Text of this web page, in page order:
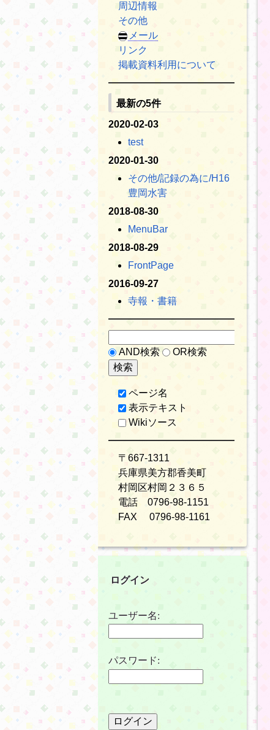
周辺情報
その他
メール
リンク
掲載資料利用について
最新の5件
2020-02-03
test
2020-01-30
その他​/記録の為に​/H16
豊岡水害
2018-08-30
MenuBar
2018-08-29
FrontPage
2016-09-27
寺報・書籍
AND検索 OR検索
ページ名
表示テキスト
Wikiソース
〒667-1311
兵庫県美方郡香美町
村岡区村岡２３６５
電話 0796-98-1151
FAX 0796-98-1161
ログイン
ユーザー名:
パスワード: